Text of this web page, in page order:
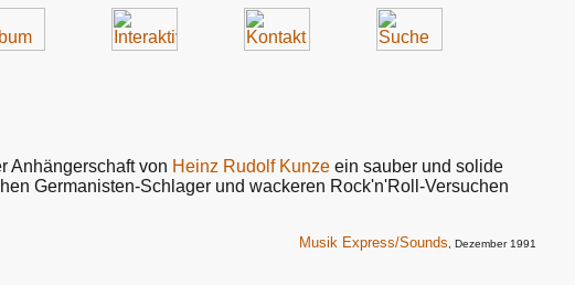
Anhängerschaft von Heinz Rudolf Kunze ein sauber und solide
Germanisten-Schlager und wackeren Rock'n'Roll-Versuchen
Musik Express/Sounds , Dezember 1991